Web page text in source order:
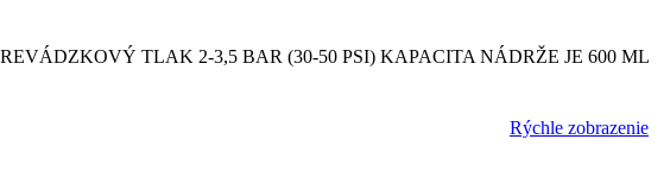
TLAK 2-3,5 BAR (30-50 PSI) KAPACITA NÁDRŽE JE 600 ML
Rýchle zobrazenie